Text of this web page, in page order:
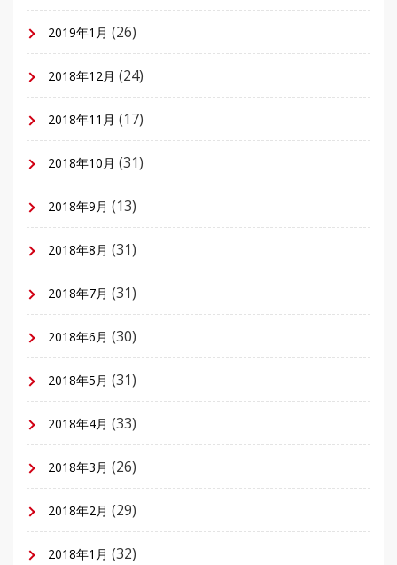
2019年1月 (26)
2018年12月 (24)
2018年11月 (17)
2018年10月 (31)
2018年9月 (13)
2018年8月 (31)
2018年7月 (31)
2018年6月 (30)
2018年5月 (31)
2018年4月 (33)
2018年3月 (26)
2018年2月 (29)
2018年1月 (32)